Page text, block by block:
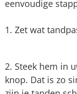
eenvoudige
1. Zet wat
2. Steek hem in
knop. Dat is zo